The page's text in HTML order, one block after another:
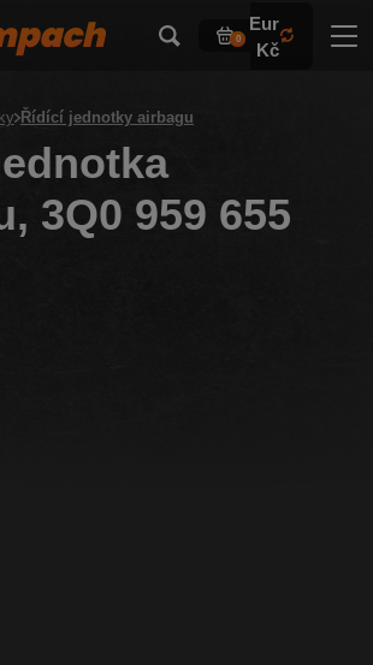
0
Eur
Kč
Řídící jednotky airbagu
3Q0 959 655